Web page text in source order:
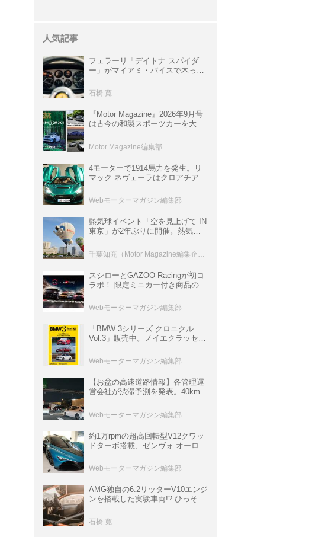
人気記事
フェラーリ「デイトナ スパイダ
ー」がマイアミ・バイスで木っ端
サ」に化けた理由
石橋 寛
『Motor Magazine』2026年9月号
は古今の和製スポーツカーを大特
情報も満載
Motor Magazine編集部
4モーターで1914馬力を発生。リ
マック ネヴェーラはクロアチア発
ロニクル・完全版／115】
Webモーターマガジン編集部
熱気球イベント「空を見上げて IN
東京」が2年ぶりに開催。熱気球
室などのコンテンツも
スシローとGAZOO Racingが初コ
ラボ！ 限定ミニカー付き商品の
ト体験があたる抽選企画などを展
開
Webモーターマガジン編集部
「BMW 3シリーズ クロニクル
Vol.3」販売中。ノイエクラッセか
ムック
Webモーターマガジン編集部
【お盆の高速道路情報】各管理運
営会社が渋滞予測を発表。40km以
数ある
Webモーターマガジン編集部
約1万rpmの超高回転型V12クワッ
ドターボ搭載、ゼンヴォ オーロラ
イパーカー【スーパーカークロニ
クル・完全版／116】
Webモーターマガジン編集部
AMG独自の6.2リッターV10エンジ
ンを搭載した実験車両!? ひっそり
P900 プロトタイプ」とは
石橋 寛